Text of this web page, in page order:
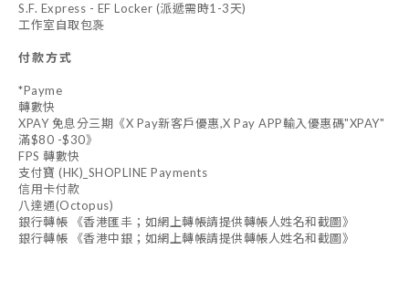
S.F. Express - EF Locker (派遞需時1-3天)
工作室自取包褢
付款方式
*Payme
轉數快
XPAY 免息分三期《X Pay新客戶優惠,X Pay APP輸入優惠碼"XPAY"
滿$80 -$30》
FPS 轉數快
支付寶 (HK)_SHOPLINE Payments
信用卡付款
八達通(Octopus)
銀行轉帳 《香港匯丰；如網上轉帳請提供轉帳人姓名和截圖》
銀行轉帳 《香港中銀；如網上轉帳請提供轉帳人姓名和截圖》